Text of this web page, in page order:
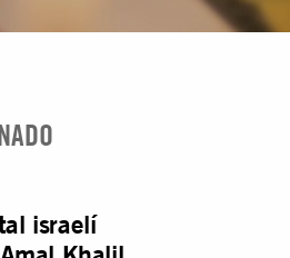
israelí